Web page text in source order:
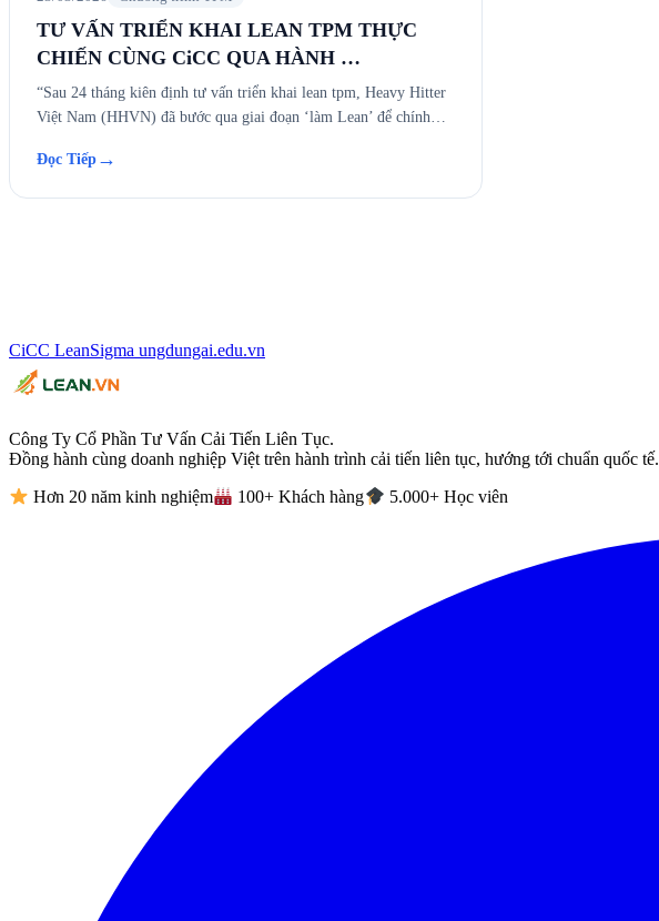
TƯ VẤN TRIỂN KHAI LEAN TPM THỰC
CHIẾN CÙNG CiCC QUA HÀNH …
“Sau 24 tháng kiên định tư vấn triển khai lean tpm, Heavy Hitter
Việt Nam (HHVN) đã bước qua giai đoạn ‘làm Lean’ để chính…
Đọc Tiếp →
CiCC LeanSigma ungdungai.edu.vn
Công Ty Cổ Phần Tư Vấn Cải Tiến Liên Tục.
Đồng hành cùng doanh nghiệp Việt trên hành trình cải tiến liên tục, hướng tới chuẩn quốc tế.
Hơn 20 năm kinh nghiệm 100+ Khách hàng 5.000+ Học viên